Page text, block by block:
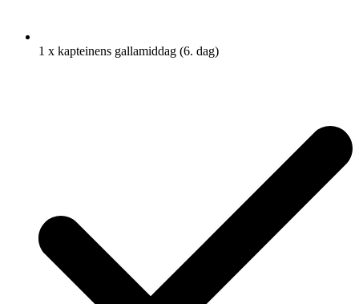
1 x kapteinens gallamiddag (6. dag)